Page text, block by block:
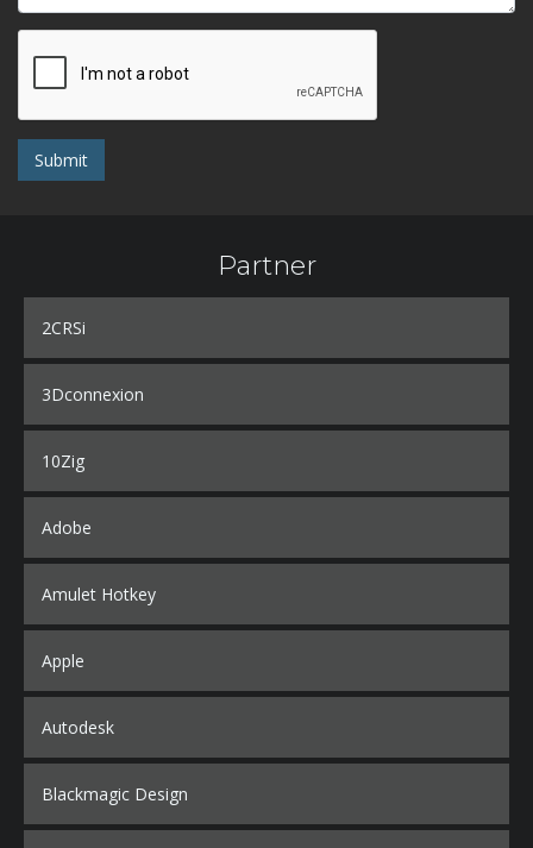
Submit
Partner
2CRSi
3Dconnexion
10Zig
Adobe
Amulet Hotkey
Apple
Autodesk
Blackmagic Design